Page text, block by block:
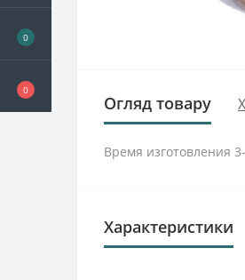
0
0
Огляд товару
Время изготовления
Характеристики